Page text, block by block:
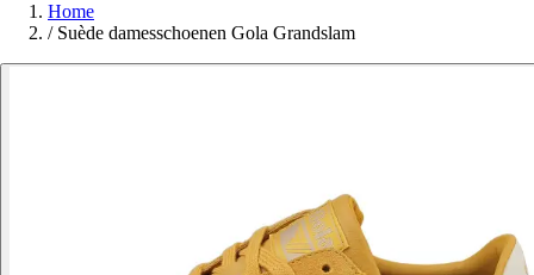
Home
/ Suède damesschoenen Gola Grandslam